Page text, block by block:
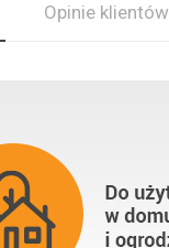
Opinie klientów